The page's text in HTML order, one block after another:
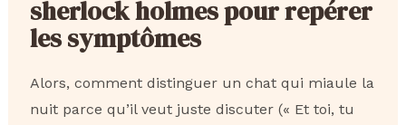
sherlock holmes pour repérer
les symptômes
Alors, comment distinguer un chat qui miaule la
nuit parce qu’il veut juste discuter (« Et toi, tu